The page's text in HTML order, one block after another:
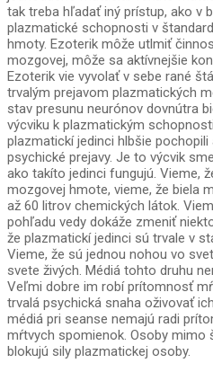
tak treba hľadať iný prístup, ako v
plazmatické schopnosti v
hmoty. Ezoterik môže utlmiť
mozgovej, môže sa aktívnejšie
Ezoterik vie vyvolať v sebe rané
trvalým prejavom plazmatických
stav presunu neurónov dovnútra
výcviku k plazmatickým
plazmatickí jedinci hlbšie
psychické prejavy. Je to výcvik
ako takíto jedinci fungujú. Vieme,
mozgovej hmote, vieme, že biela
až 60 litrov chemických látok.
pohľadu vedy dokáže zmeniť
že plazmatickí jedinci sú trvale v
Vieme, že sú jednou nohou vo
svete živých. Médiá tohto druhu
Veľmi dobre im robí prítomnosť
trvalá psychická snaha oživovať
médiá pri seanse nemajú radi
mŕtvych spomienok. Osoby mimo
blokujú sily plazmatickej osoby.